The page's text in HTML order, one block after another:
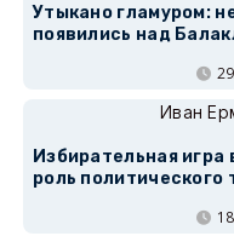
Утыкано гламуром:
появились над
Иван
Избирательная
роль политического